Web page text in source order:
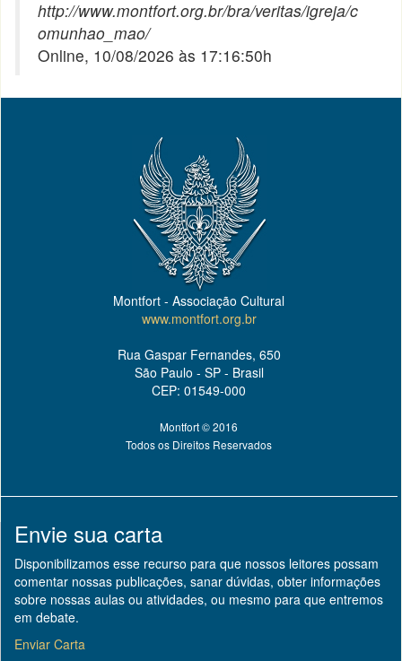
http://www.montfort.org.br/bra/veritas/igreja/c
omunhao_mao/
Online, 10/08/2026 às 17:16:50h
Montfort - Associação Cultural
www.montfort.org.br
Rua Gaspar Fernandes, 650
São Paulo - SP - Brasil
CEP: 01549-000
Montfort © 2016
Todos os Direitos Reservados
Envie sua carta
Disponibilizamos esse recurso para que nossos leitores possam
comentar nossas publicações, sanar dúvidas, obter informações
sobre nossas aulas ou atividades, ou mesmo para que entremos
em debate.
Enviar Carta